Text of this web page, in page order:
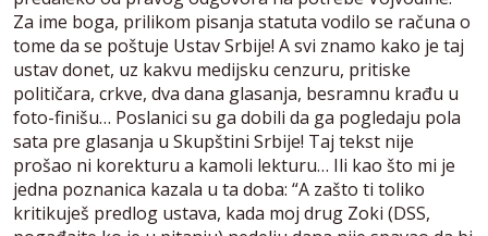
Za ime boga, prilikom pisanja statuta vodilo se računa o
tome da se poštuje Ustav Srbije! A svi znamo kako je taj
ustav donet, uz kakvu medijsku cenzuru, pritiske
političara, crkve, dva dana glasanja, besramnu krađu u
foto-finišu… Poslanici su ga dobili da ga pogledaju pola
sata pre glasanja u Skupštini Srbije! Taj tekst nije
prošao ni korekturu a kamoli lekturu… Ili kao što mi je
jedna poznanica kazala u ta doba: “A zašto ti toliko
kritikuješ predlog ustava, kada moj drug Zoki (DSS,